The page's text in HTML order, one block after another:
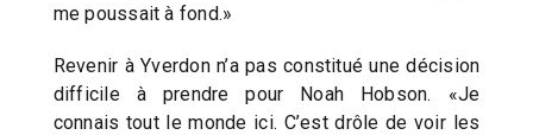
me poussait à fond.»
Revenir à Yverdon n’a pas constitué une décision
difficile à prendre pour Noah Hobson. «Je
connais tout le monde ici. C’est drôle de voir les